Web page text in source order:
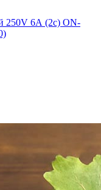
250V 6А (2с) ON-